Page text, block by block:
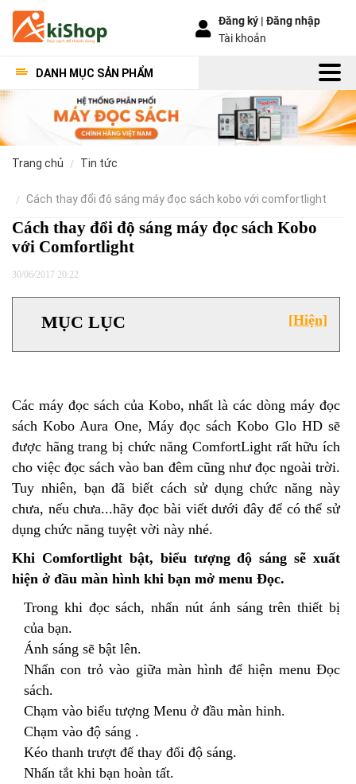
Đăng ký |Đăng nhập
Tài khoản
DANH MỤC SẢN PHẨM
trang chủ tin tức
cách thay đổi độ sáng máy đọc sách kobo với comfortlight
Cách thay đổi độ sáng máy đọc sách Kobo
với Comfortlight
30/06/2017 20:22
[Hiện]
MỤC LỤC
Các máy đọc sách của Kobo, nhất là các dòng máy đọc
sách Kobo Aura One, Máy đọc sách Kobo Glo HD sẽ
được hãng trang bị chức năng ComfortLight rất hữu ích
cho việc đọc sách vào ban đêm cũng như đọc ngoài trời.
Tuy nhiên, bạn đã biết cách sử dụng chức năng này
chưa, nếu chưa...hãy đọc bài viết dưới đây để có thể sử
dụng chức năng tuyệt vời này nhé.
Khi Comfortlight bật, biểu tượng độ sáng sẽ xuất
hiện ở đầu màn hình khi bạn mở menu Đọc.
Trong khi đọc sách, nhấn nút ánh sáng trên thiết bị
của bạn.
Ánh sáng sẽ bật lên.
Nhấn con trỏ vào giữa màn hình để hiện menu Đọc
sách.
Chạm vào biểu tượng Menu ở đầu màn hinh.
Chạm vào độ sáng .
Kéo thanh trượt để thay đổi độ sáng.
Nhấn tắt khi bạn hoàn tất.